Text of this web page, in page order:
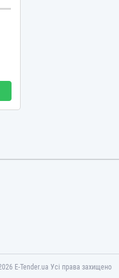
E-Tender.ua Усі права захищено